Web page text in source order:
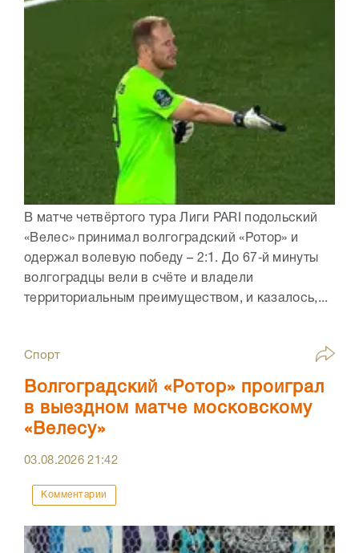
В матче четвёртого тура Лиги PARI подольский
«Велес» принимал волгоградский «Ротор» и
одержал волевую победу – 2:1. До 67‑й минуты
волгоградцы вели в счёте и владели
территориальным преимуществом, и казалось,...
Спорт
Волгоградский «Ротор» проиграл
в выездном матче московскому
«Велесу»
03.08.202621:42
Комментарии